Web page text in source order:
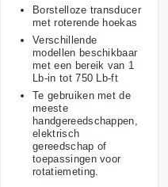
Borstelloze transducer
met roterende hoekas
Verschillende
modellen beschikbaar
met een bereik van 1
Lb-in tot 750 Lb-ft
Te gebruiken met de
meeste
handgereedschappen,
elektrisch
gereedschap of
toepassingen voor
rotatiemeting.